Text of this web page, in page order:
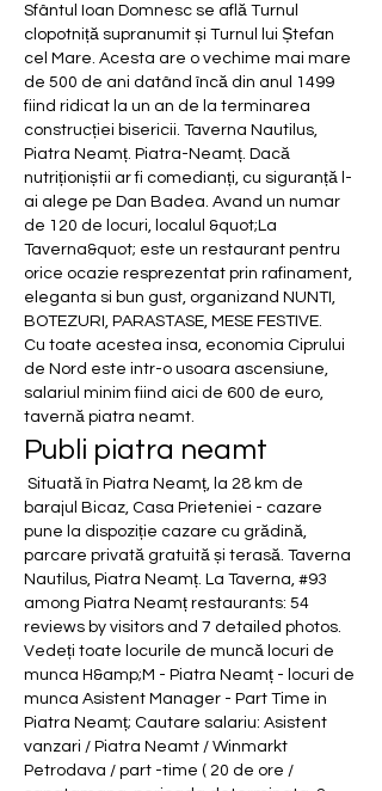
Sfântul Ioan Domnesc se află Turnul
clopotniță supranumit și Turnul lui Ștefan
cel Mare. Acesta are o vechime mai mare
de 500 de ani datând încă din anul 1499
fiind ridicat la un an de la terminarea
construcției bisericii. Taverna Nautilus,
Piatra Neamț. Piatra-Neamț. Dacă
nutriționiștii ar fi comedianți, cu siguranță l-
ai alege pe Dan Badea. Avand un numar
de 120 de locuri, localul &quot;La
Taverna&quot; este un restaurant pentru
orice ocazie resprezentat prin rafinament,
eleganta si bun gust, organizand NUNTI,
BOTEZURI, PARASTASE, MESE FESTIVE.
Cu toate acestea insa, economia Ciprului
de Nord este intr-o usoara ascensiune,
salariul minim fiind aici de 600 de euro,
tavernă piatra neamt.
Publi piatra neamt
barajul Bicaz, Casa Prieteniei - cazare
pune la dispoziție cazare cu grădină,
parcare privată gratuită și terasă. Taverna
Nautilus, Piatra Neamț. La Taverna, #93
among Piatra Neamț restaurants: 54
reviews by visitors and 7 detailed photos.
Vedeți toate locurile de muncă locuri de
munca H&amp;M - Piatra Neamț - locuri de
munca Asistent Manager - Part Time in
Piatra Neamț; Cautare salariu: Asistent
vanzari / Piatra Neamt / Winmarkt
Petrodava / part -time ( 20 de ore /